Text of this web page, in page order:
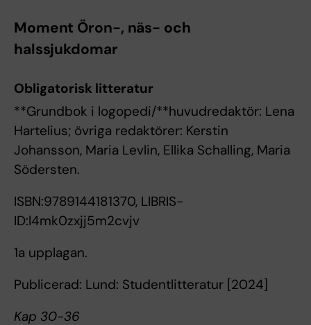
Moment Öron-, näs- och
halssjukdomar
Obligatorisk litteratur
**Grundbok i logopedi/**huvudredaktör: Lena
Hartelius; övriga redaktörer: Kerstin
Johansson, Maria Levlin, Ellika Schalling, Maria
Södersten.
ISBN:9789144181370, LIBRIS-
ID:l4mk0zxjj5m2cvjv
1a upplagan.
Publicerad: Lund: Studentlitteratur [2024]
Kap 30-36